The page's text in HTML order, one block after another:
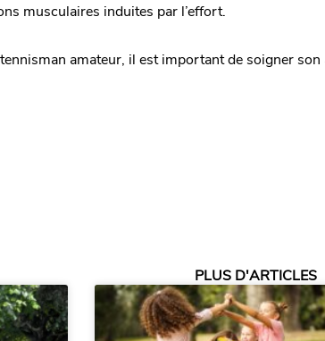
musculaires induites par l’effort.
amateur, il est important de soigner
PLUS D'ARTICLES